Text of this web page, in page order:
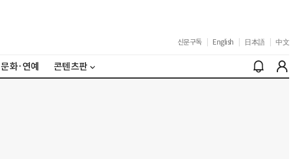
신문구독 English 日本語 中文
문화·연예 콘텐츠판